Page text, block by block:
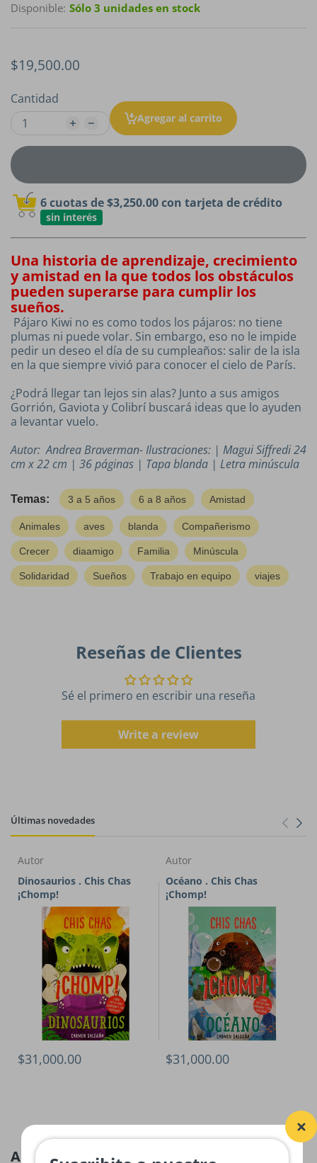
Disponible: Sólo 3 unidades en stock
$19,500.00
Cantidad
Agregar al carrito
6 cuotas de$3,250.00con tarjeta de crédito
sin interés
Una historia de aprendizaje, crecimiento
y amistad en la que todos los obstáculos
pueden superarse para cumplir los
sueños.
Pájaro Kiwi no es como todos los pájaros: no tiene
plumas ni puede volar. Sin embargo, eso no le impide
pedir un deseo el día de su cumpleaños: salir de la isla
en la que siempre vivió para conocer el cielo de París.
¿Podrá llegar tan lejos sin alas? Junto a sus amigos
Gorrión, Gaviota y Colibrí buscará ideas que lo ayuden
a levantar vuelo.
Autor: Andrea Braverman- Ilustraciones: | Magui Siffredi 24
cm x 22 cm | 36 páginas | Tapa blanda | Letra minúscula
Temas: 3 a 5 años 6 a 8 años Amistad
Animales aves blanda Compañerismo
Crecer diaamigo Familia Minúscula
Solidaridad Sueños Trabajo en equipo viajes
Reseñas de Clientes
Sé el primero en escribir una reseña
Write a review
Últimas novedades
Autor
Dinosaurios . Chis Chas
¡Chomp!
$31,000.00
Autor
Océano . Chis Chas
¡Chomp!
$31,000.00
Actividades